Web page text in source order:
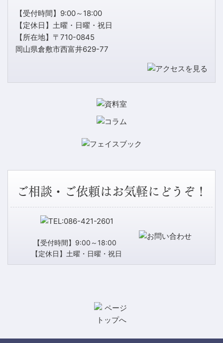
【受付時間】9:00～18:00
【定休日】土曜・日曜・祝日
【所在地】〒710-0845
岡山県倉敷市西富井629-77
ご相談・ご依頼はお気軽にどうぞ！
【受付時間】9:00～18:00
【定休日】土曜・日曜・祝日